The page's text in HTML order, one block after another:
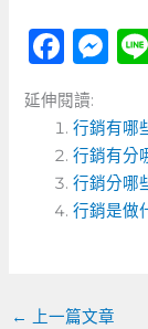
F
a
c
e
b
o
M
ss
e
n
g
延伸閱讀:
行銷有哪
行銷有分
行銷分哪
行銷是做
← 上一篇文章